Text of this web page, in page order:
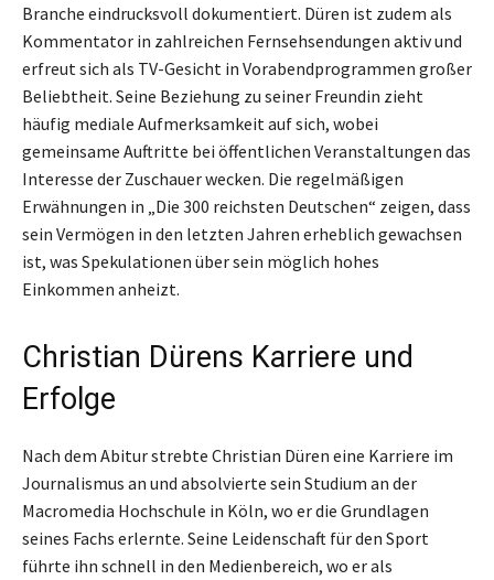
Branche eindrucksvoll dokumentiert. Düren ist zudem als
Kommentator in zahlreichen Fernsehsendungen aktiv und
erfreut sich als TV-Gesicht in Vorabendprogrammen großer
Beliebtheit. Seine Beziehung zu seiner Freundin zieht
häufig mediale Aufmerksamkeit auf sich, wobei
gemeinsame Auftritte bei öffentlichen Veranstaltungen das
Interesse der Zuschauer wecken. Die regelmäßigen
Erwähnungen in „Die 300 reichsten Deutschen“ zeigen, dass
sein Vermögen in den letzten Jahren erheblich gewachsen
ist, was Spekulationen über sein möglich hohes
Einkommen anheizt.
Christian Dürens Karriere und
Erfolge
Nach dem Abitur strebte Christian Düren eine Karriere im
Journalismus an und absolvierte sein Studium an der
Macromedia Hochschule in Köln, wo er die Grundlagen
seines Fachs erlernte. Seine Leidenschaft für den Sport
führte ihn schnell in den Medienbereich, wo er als